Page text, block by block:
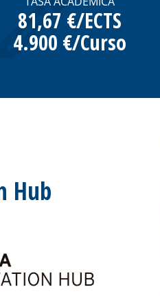
81,67 €/ECTS
4.900 €/Curso
Hub